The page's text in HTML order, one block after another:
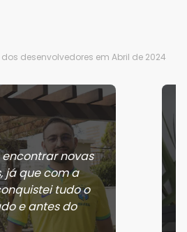
desenvolvedores em Abril de 2024
novas
já que com a
tudo o
e antes do